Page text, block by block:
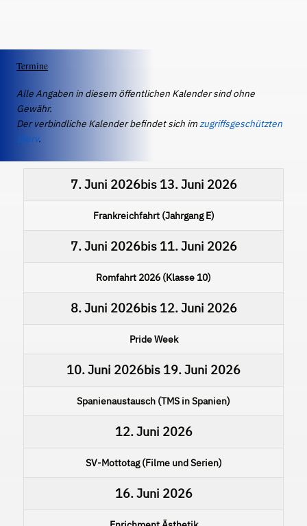
Termine
Alle Angaben in diesem öffentlichen Kalender sind ohne
Gewähr.
Der verbindliche Kalender befindet sich imzugriffsgeschützten
IServ.
7. Juni 2026bis 13. Juni 2026
Frankreichfahrt (Jahrgang E)
7. Juni 2026bis 11. Juni 2026
Romfahrt 2026 (Klasse 10)
8. Juni 2026bis 12. Juni 2026
Pride Week
10. Juni 2026bis 19. Juni 2026
Spanienaustausch (TMS in Spanien)
12. Juni 2026
SV-Mottotag (Filme und Serien)
16. Juni 2026